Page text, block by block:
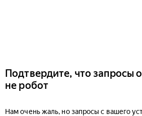
Подтвердите, что запросы
не робот
Нам очень жаль, но запросы с вашего